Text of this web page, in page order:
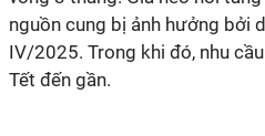
nguồn cung bị ảnh hưởng bởi
IV/2025. Trong khi đó, nhu
Tết đến gần.